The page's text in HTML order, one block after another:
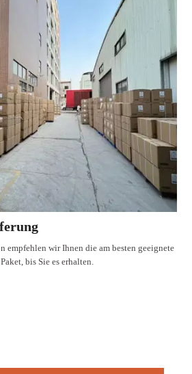
empfehlen wir Ihnen die am besten geeignete
bis Sie es erhalten.